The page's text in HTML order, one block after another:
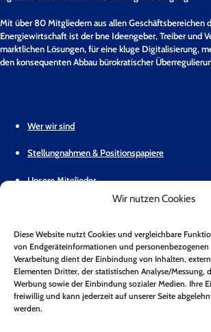
Wir nutzen Cookies
Diese Website nutzt Cookies und vergleichbare
von Endgeräteinformationen und personenbezogenen
Verarbeitung dient der Einbindung von Inhalten,
Elementen Dritter, der statistischen Analyse/Messung,
Werbung sowie der Einbindung sozialer Medien. Ihre
freiwillig und kann jederzeit auf unserer Seite
werden.
Mit über 80 Mitgliedern aus allen Geschäftsbereichen
Energiewirtschaft ist der bne Ideengeber, Treiber und
marktlichen Lösungen, für eine kluge Digitalisierung,
den konsequenten Abbau bürokratischer
Wer wir sind
Stellungnahmen & Positionspapiere
Unsere Mitglieder
Pressemitteilungen
Mitglied werden
Kontakt